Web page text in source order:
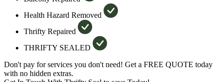
Health Hazard Removed
Thrifty Repaired
THRIFTY SEALED
Don't pay for services you don't need! Get a FREE QUOTE today
with no hidden extras.